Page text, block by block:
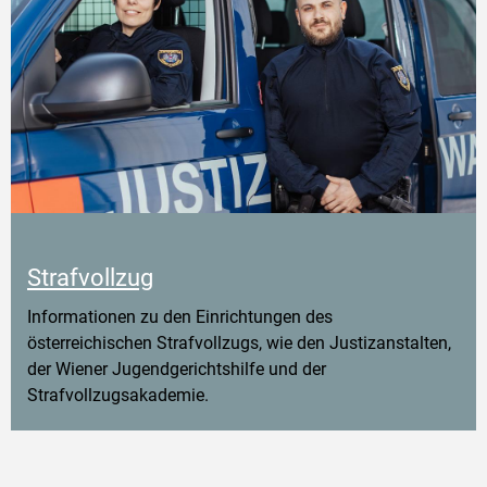
Strafvollzug
Informationen zu den Einrichtungen des
österreichischen Strafvollzugs, wie den Justizanstalten,
der Wiener Jugendgerichtshilfe und der
Strafvollzugsakademie.